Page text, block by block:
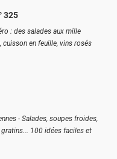
325
: des salades aux mille
cuisson en feuille, vins rosés
- Salades, soupes froides,
100 idées faciles et